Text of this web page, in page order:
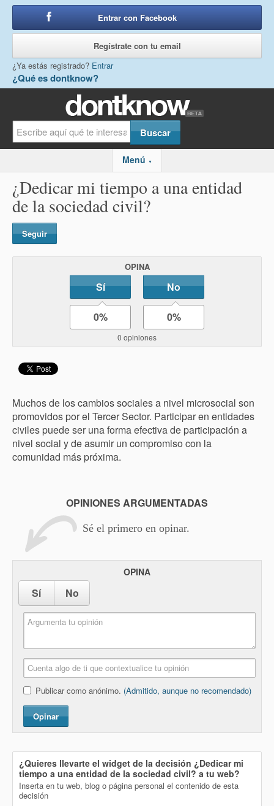
¿Qué es dontknow?
Entrar con Facebook
Regístrate con tu email
¿Ya estás registrado? Entrar
Menú ▼
¿Dedicar mi tiempo a una entidad
de la sociedad civil?
Seguir
OPINA
Sí No
0% 0%
0 opiniones
Muchos de los cambios sociales a nivel microsocial son
promovidos por el Tercer Sector. Participar en entidades
civiles puede ser una forma efectiva de participación a
nivel social y de asumir un compromiso con la
comunidad más próxima.
OPINIONES ARGUMENTADAS
Sé el primero en opinar.
OPINA
Sí No
Publicar como anónimo. (Admitido, aunque no recomendado)
Opinar
¿Quieres llevarte el widget de la decisión ¿Dedicar mi
tiempo a una entidad de la sociedad civil? a tu web?
Inserta en tu web, blog o página personal el contenido de esta
decisión